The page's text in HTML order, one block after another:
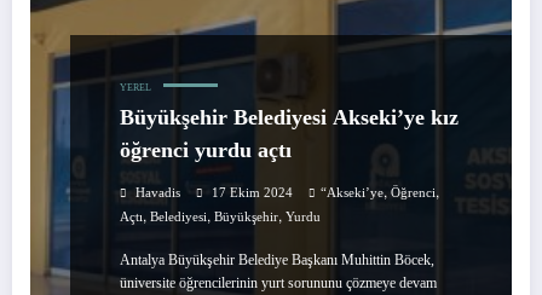
YEREL
Büyükşehir Belediyesi Akseki’ye kız
öğrenci yurdu açtı
Havadis 17 Ekim 2024 “Akseki’ye, Öğrenci,
Açtı, Belediyesi, Büyükşehir, Yurdu
Antalya Büyükşehir Belediye Başkanı Muhittin Böcek,
üniversite öğrencilerinin yurt sorununu çözmeye devam